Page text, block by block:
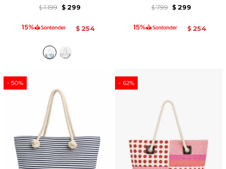
$ 1.199 $ 299
$ 254
$ 799 $ 299
$ 254
50 62